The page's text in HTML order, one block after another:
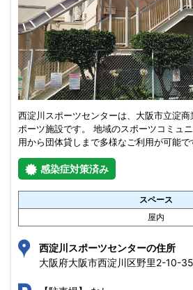
西淀川スポーツセンターは、大阪市立淀
ポーツ施設です。 地域のスポーツコミュ
用から団体貸しまで多様なご利用が可能で
感染症対策済み
スペース
屋内
西淀川スポーツセンターの住所
大阪府大阪市西淀川区野里2-10-35